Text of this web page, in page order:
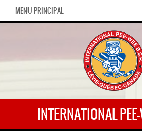
MENU PRINCIPAL
INTERNATIONAL